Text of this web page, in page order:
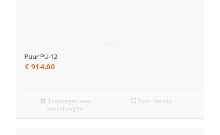
Puur PU-12
€914,00
Toevoegen aan
winkelwagen
Toon details